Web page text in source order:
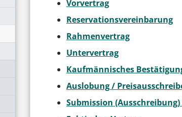
Vorvertrag
Reservationsvereinbarung
Rahmenvertrag
Untervertrag
Kaufmännisches
Auslobung /
Submission (Ausschreibung)